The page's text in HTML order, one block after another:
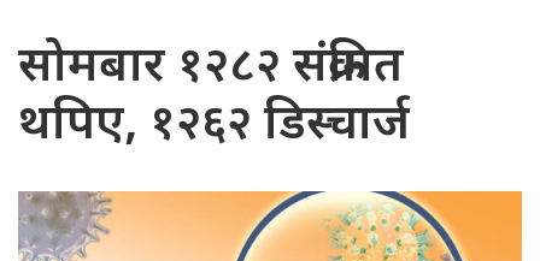
सोमबार १२८२ संक्रमित
थपिए, १२६२ डिस्चार्ज